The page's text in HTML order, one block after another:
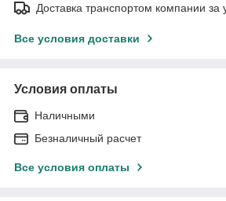
Доставка транспортом компании
Все условия доставки
Условия оплаты
Наличными
Безналичный расчет
Все условия оплаты